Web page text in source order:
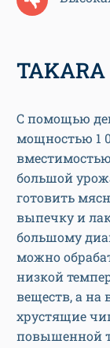
TAKARA
С помощью
мощностью 1
большой
готовить
выпечку и
большому
можно
низкой
веществ, а на
хрустящие
повышенной